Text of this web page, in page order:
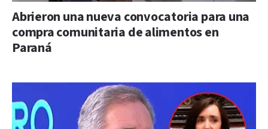
Abrieron una nueva convocatoria para una
compra comunitaria de alimentos en
Paraná